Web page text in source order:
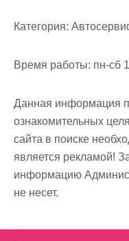
Категория:
Время работы: пн-сб
Данная информация
ознакомительных
сайта в поиске
является рекламой!
информацию
не несет.